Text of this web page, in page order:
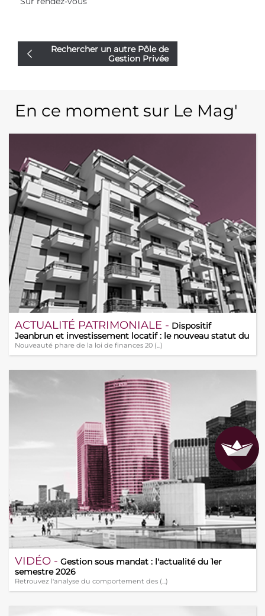
Rechercher un autre Pôle de
Gestion Privée
En ce moment sur Le Mag'
ACTUALITÉ PATRIMONIALE - Dispositif
Jeanbrun et investissement locatif : le nouveau statut du
bailleur privé
Nouveauté phare de la loi de finances 20 (...)
VIDÉO - Gestion sous mandat : l'actualité du 1er
semestre 2026
Retrouvez l'analyse du comportement des (...)